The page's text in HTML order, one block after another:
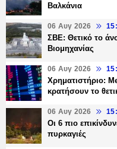
Βαλκάνια
06 Αυγ 2026
ΣΒΕ: Θετικό το
Βιομηχανίας
06 Αυγ 2026
Χρηματιστήριο:
κρατήσουν το
06 Αυγ 2026
Οι 6 πιο
πυρκαγιές